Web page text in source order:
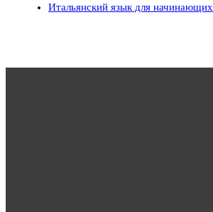
Итальянский язык для начинающих